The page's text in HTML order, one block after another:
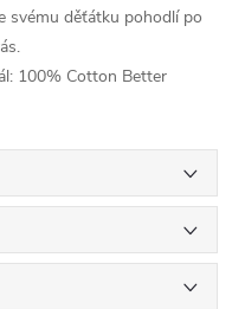
svému děťátku pohodlí po
100% Cotton Better